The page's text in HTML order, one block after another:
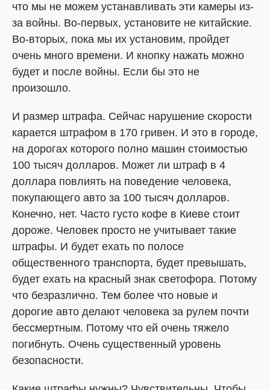
что мы не можем устанавливать эти камеры из-
за войны. Во-первых, установите не китайские.
Во-вторых, пока мы их установим, пройдет
очень много времени. И кнопку нажать можно
будет и после войны. Если бы это не
произошло.
И размер штрафа. Сейчас нарушение скорости
карается штрафом в 170 гривен. И это в городе,
на дорогах которого полно машин стоимостью
100 тысяч долларов. Может ли штраф в 4
доллара повлиять на поведение человека,
покупающего авто за 100 тысяч долларов.
Конечно, нет. Часто густо кофе в Киеве стоит
дороже. Человек просто не учитывает такие
штрафы. И будет ехать по полосе
общественного транспорта, будет превышать,
будет ехать на красный знак светофора. Потому
что безразлично. Тем более что новые и
дорогие авто делают человека за рулем почти
бессмертным. Потому что ей очень тяжело
погибнуть. Очень существенный уровень
безопасности.